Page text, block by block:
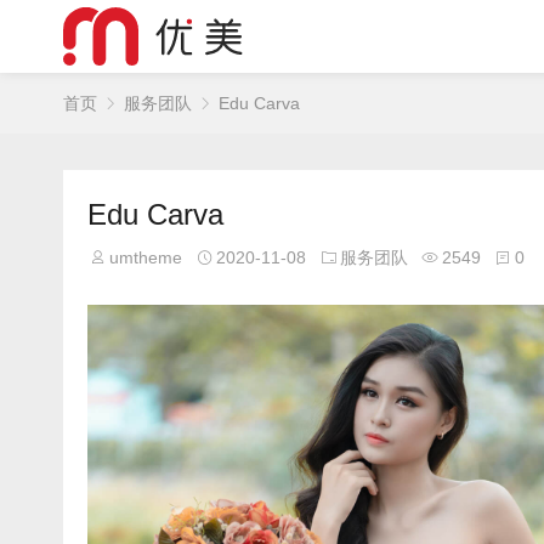
首页 服务团队 Edu Carva
Edu Carva
umtheme 2020-11-08 服务团队 2549 0